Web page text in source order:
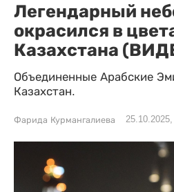
Легендарный
окрасился в
Казахстана
Объединенные Арабские
Казахстан.
Фарида Курмангалиева